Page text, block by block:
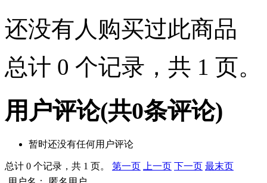
还没有人购买过此商品
总计 0 个记录，共 1 页。
用户评论(共0条评论)
暂时还没有任何用户评论
总计 0 个记录，共 1 页。 第一页 上一页 下一页 最末页